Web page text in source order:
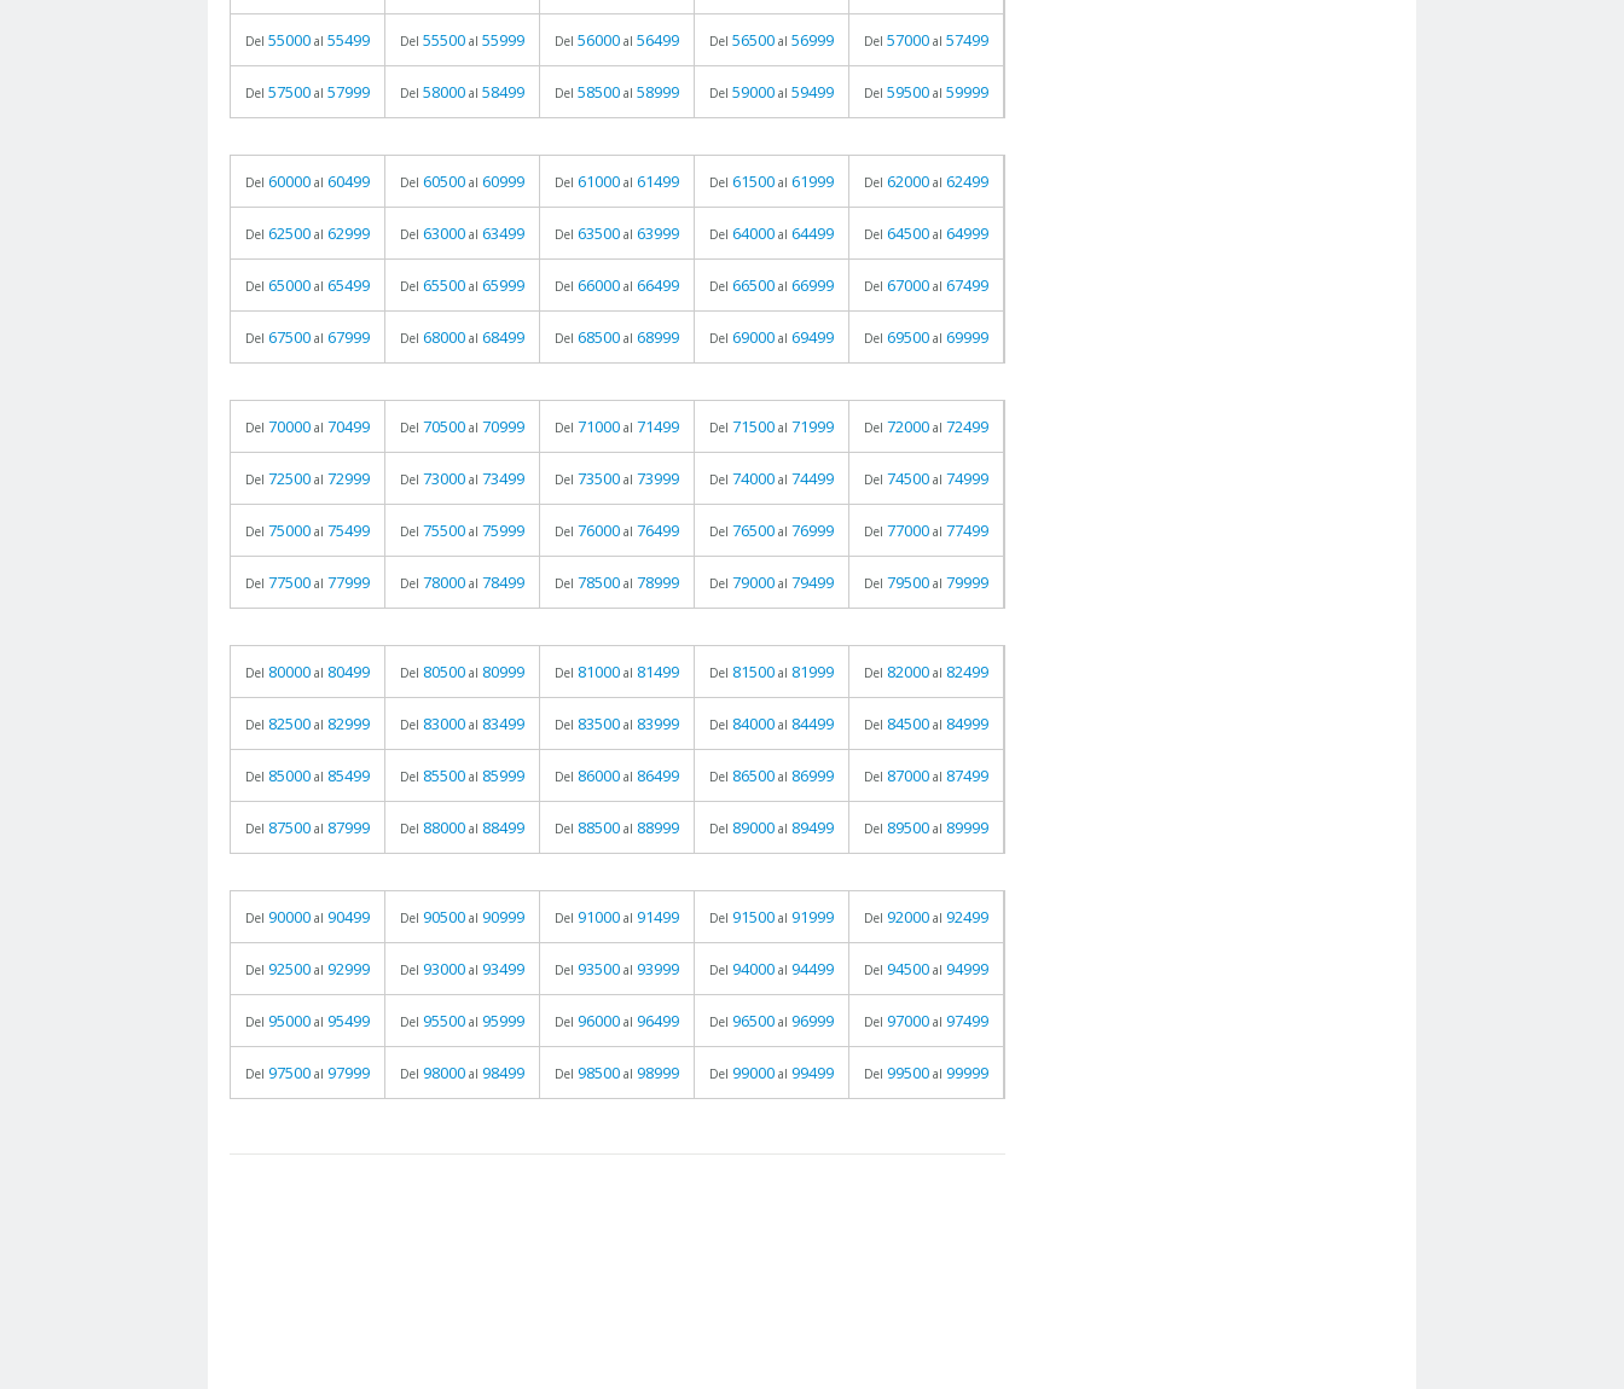
Del 55000 al 55499 Del 55500 al 55999 Del 56000 al 56499 Del 56500 al 56999 Del 57000 al 57499
Del 57500 al 57999 Del 58000 al 58499 Del 58500 al 58999 Del 59000 al 59499 Del 59500 al 59999
Del 60000 al 60499 Del 60500 al 60999 Del 61000 al 61499 Del 61500 al 61999 Del 62000 al 62499
Del 62500 al 62999 Del 63000 al 63499 Del 63500 al 63999 Del 64000 al 64499 Del 64500 al 64999
Del 65000 al 65499 Del 65500 al 65999 Del 66000 al 66499 Del 66500 al 66999 Del 67000 al 67499
Del 67500 al 67999 Del 68000 al 68499 Del 68500 al 68999 Del 69000 al 69499 Del 69500 al 69999
Del 70000 al 70499 Del 70500 al 70999 Del 71000 al 71499 Del 71500 al 71999 Del 72000 al 72499
Del 72500 al 72999 Del 73000 al 73499 Del 73500 al 73999 Del 74000 al 74499 Del 74500 al 74999
Del 75000 al 75499 Del 75500 al 75999 Del 76000 al 76499 Del 76500 al 76999 Del 77000 al 77499
Del 77500 al 77999 Del 78000 al 78499 Del 78500 al 78999 Del 79000 al 79499 Del 79500 al 79999
Del 80000 al 80499 Del 80500 al 80999 Del 81000 al 81499 Del 81500 al 81999 Del 82000 al 82499
Del 82500 al 82999 Del 83000 al 83499 Del 83500 al 83999 Del 84000 al 84499 Del 84500 al 84999
Del 85000 al 85499 Del 85500 al 85999 Del 86000 al 86499 Del 86500 al 86999 Del 87000 al 87499
Del 87500 al 87999 Del 88000 al 88499 Del 88500 al 88999 Del 89000 al 89499 Del 89500 al 89999
Del 90000 al 90499 Del 90500 al 90999 Del 91000 al 91499 Del 91500 al 91999 Del 92000 al 92499
Del 92500 al 92999 Del 93000 al 93499 Del 93500 al 93999 Del 94000 al 94499 Del 94500 al 94999
Del 95000 al 95499 Del 95500 al 95999 Del 96000 al 96499 Del 96500 al 96999 Del 97000 al 97499
Del 97500 al 97999 Del 98000 al 98499 Del 98500 al 98999 Del 99000 al 99499 Del 99500 al 99999